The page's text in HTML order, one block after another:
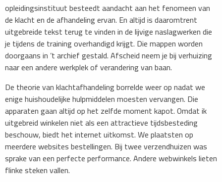
opleidingsinstituut besteedt aandacht aan het fenomeen van
de klacht en de afhandeling ervan. En altijd is daaromtrent
uitgebreide tekst terug te vinden in de lijvige naslagwerken die
je tijdens de training overhandigd krijgt. Die mappen worden
doorgaans in ’t archief gestald. Afscheid neem je bij verhuizing
naar een andere werkplek of verandering van baan.
De theorie van klachtafhandeling borrelde weer op nadat we
enige huishoudelijke hulpmiddelen moesten vervangen. Die
apparaten gaan altijd op het zelfde moment kapot. Omdat ik
uitgebreid winkelen niet als een attractieve tijdsbesteding
beschouw, biedt het internet uitkomst. We plaatsten op
meerdere websites bestellingen. Bij twee verzendhuizen was
sprake van een perfecte performance. Andere webwinkels lieten
flinke steken vallen.